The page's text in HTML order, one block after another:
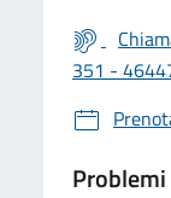
351 -